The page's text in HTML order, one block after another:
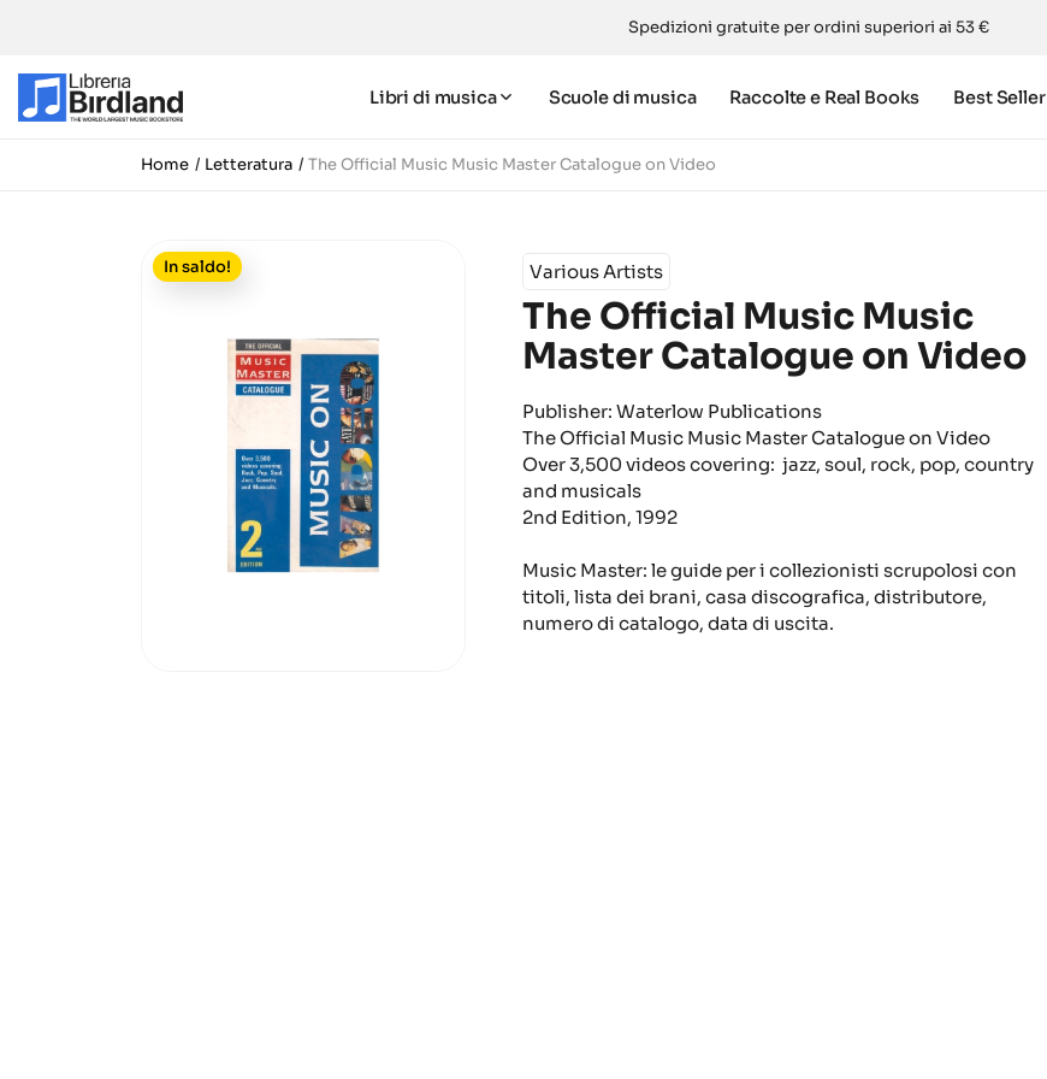
Spedizioni gratuite per ordini superiori ai 53 €
Libri di musica Scuole di musica Raccolte e Real Books Best Seller
Home Letteratura The Official Music Music Master Catalogue on Video
In saldo! Various Artists
The Official Music Music
Master Catalogue on Video
Publisher: Waterlow Publications
The Official Music Music Master Catalogue on Video
Over 3,500 videos covering: jazz, soul, rock, pop, country
and musicals
2nd Edition, 1992
Music Master: le guide per i collezionisti scrupolosi con
titoli, lista dei brani, casa discografica, distributore,
numero di catalogo, data di uscita.